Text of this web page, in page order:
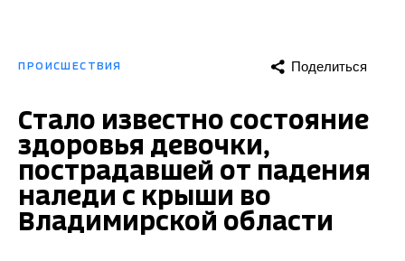
ПРОИСШЕСТВИЯ Поделиться
Стало известно состояние
здоровья девочки,
пострадавшей от падения
наледи с крыши во
Владимирской области